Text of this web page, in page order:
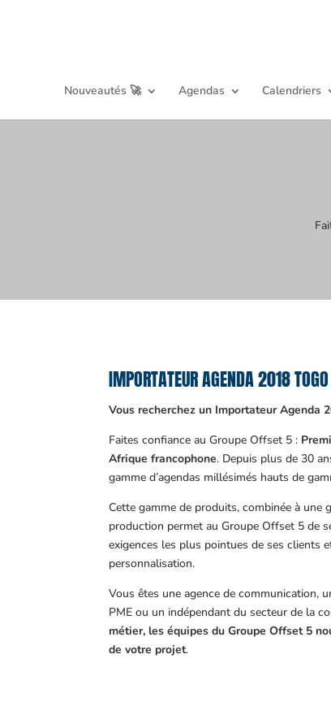
Nouveautés 🚀 Agendas Calendriers
IMPORTATEUR AGENDA 2018
Vous recherchez un Importateur Agenda
Faites confiance au Groupe Offset 5 :
Afrique francophone. Depuis plus de 30
gamme d’agendas millésimés hauts de
Cette gamme de produits, combinée à une
production permet au Groupe Offset 5 de
exigences les plus pointues de ses clients
personnalisation.
Vous êtes une agence de communication,
PME ou un indépendant du secteur de la
métier, les équipes du Groupe Offset 5
de votre projet.